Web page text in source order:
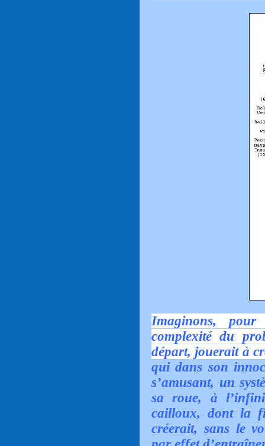
Imaginons,
complexité du
départ, jouerait à
qui dans son
s’amusant, un
sa roue, à
cailloux, dont la
créerait, sans le